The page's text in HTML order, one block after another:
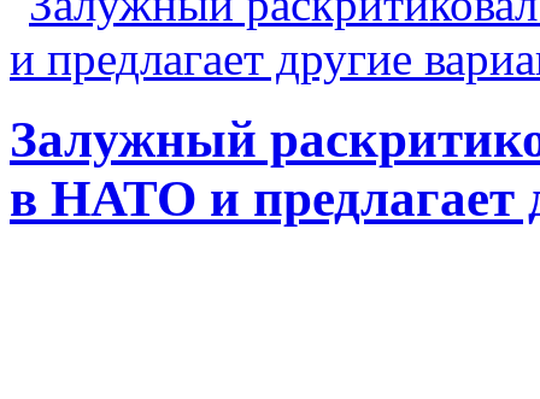
Залужный
в НАТО и предлагает